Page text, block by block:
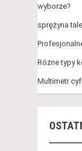
wyborze?
sprężyna
Różne typy
Multimetr